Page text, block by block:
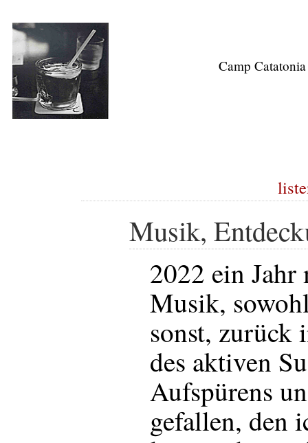
Camp Catatonia
Musik,
2022 ein
Musik,
sonst, zurück
des aktiven
Aufspürens
gefallen, den